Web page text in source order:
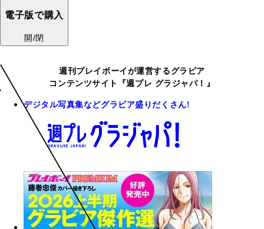
電子版で購入
開/閉
週刊プレイボーイが運営するグラビア
コンテンツサイト『週プレ グラジャパ！』
デジタル写真集などグラビア盛りだくさん!